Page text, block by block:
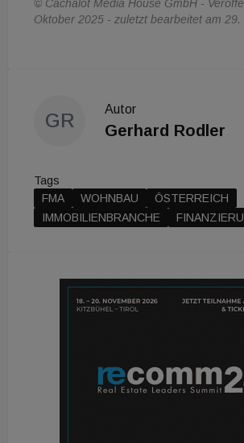
© Cachalot Media House GmbH -
Oktober 2025 - zuletzt bearbeitet am
GR
Autor
Gerhard Rodler
Tags
FMA
WOHNBAU
ÖSTERREICH
IMMOBILIENBRANCHE